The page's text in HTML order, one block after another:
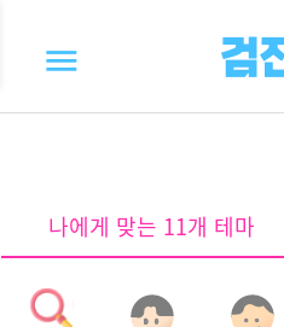
나에게 맞는 11개 테마